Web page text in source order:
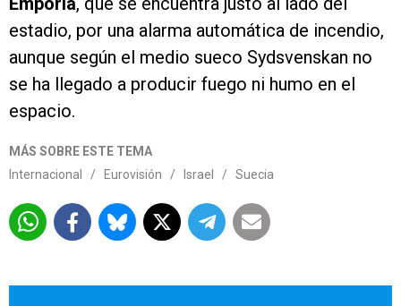
estadio, por una alarma automática de incendio,
aunque según el medio sueco Sydsvenskan no
se ha llegado a producir fuego ni humo en el
espacio.
MÁS SOBRE ESTE TEMA
Internacional
/ Eurovisión / Israel / Suecia